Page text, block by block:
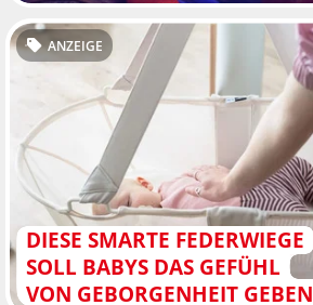
DIESE SMARTE FEDERWIEGE
SOLL BABYS DAS GEFÜHL
VON GEBORGENHEIT GEBEN
ANZEIGE